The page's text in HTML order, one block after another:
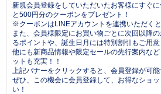
新規会員登録をしていただいたお客様にすぐ
と500円分のクーポンをプレゼント！
※クーポンはLINEアカウントを連携いただくと
また、会員様限定にお買い物ごとに次回以降
るポイントや、誕生日月には特別割引もご用意
他にも新商品情報や限定セールの先行案内な
ットも充実！！
上記バナーをクリックすると、会員登録が可能
ぜひ、この機会に会員登録して、お得なショ
い！